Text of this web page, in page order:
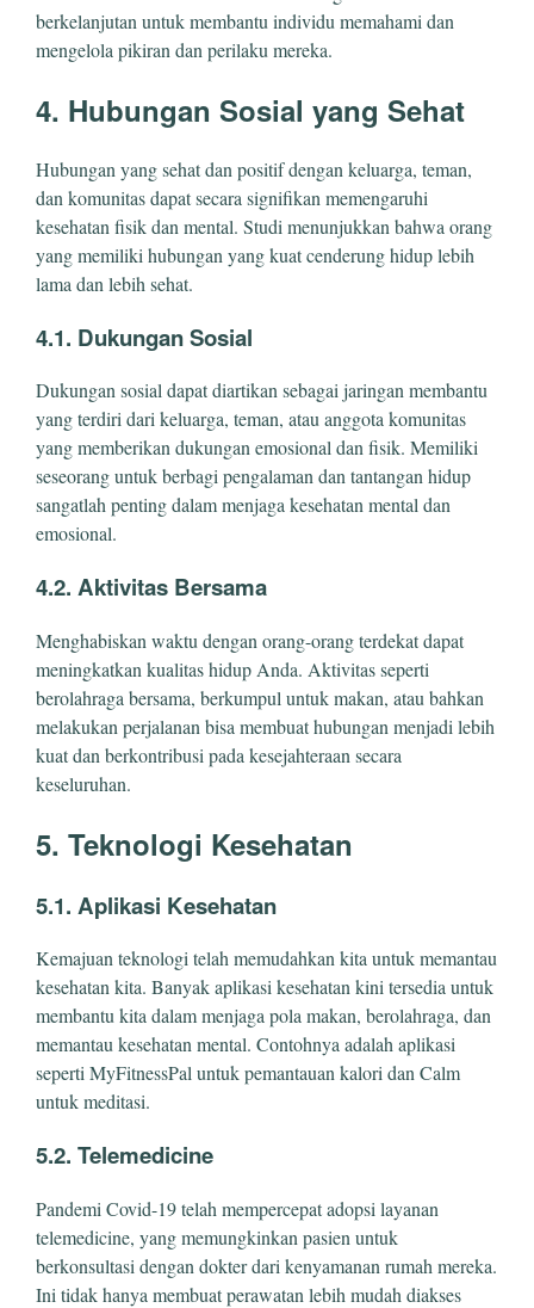
berkelanjutan untuk membantu individu memahami dan
mengelola pikiran dan perilaku mereka.
4. Hubungan Sosial yang Sehat
Hubungan yang sehat dan positif dengan keluarga, teman,
dan komunitas dapat secara signifikan memengaruhi
kesehatan fisik dan mental. Studi menunjukkan bahwa orang
yang memiliki hubungan yang kuat cenderung hidup lebih
lama dan lebih sehat.
4.1. Dukungan Sosial
Dukungan sosial dapat diartikan sebagai jaringan membantu
yang terdiri dari keluarga, teman, atau anggota komunitas
yang memberikan dukungan emosional dan fisik. Memiliki
seseorang untuk berbagi pengalaman dan tantangan hidup
sangatlah penting dalam menjaga kesehatan mental dan
emosional.
4.2. Aktivitas Bersama
Menghabiskan waktu dengan orang-orang terdekat dapat
meningkatkan kualitas hidup Anda. Aktivitas seperti
berolahraga bersama, berkumpul untuk makan, atau bahkan
melakukan perjalanan bisa membuat hubungan menjadi lebih
kuat dan berkontribusi pada kesejahteraan secara
keseluruhan.
5. Teknologi Kesehatan
5.1. Aplikasi Kesehatan
Kemajuan teknologi telah memudahkan kita untuk memantau
kesehatan kita. Banyak aplikasi kesehatan kini tersedia untuk
membantu kita dalam menjaga pola makan, berolahraga, dan
memantau kesehatan mental. Contohnya adalah aplikasi
seperti MyFitnessPal untuk pemantauan kalori dan Calm
untuk meditasi.
5.2. Telemedicine
Pandemi Covid-19 telah mempercepat adopsi layanan
telemedicine, yang memungkinkan pasien untuk
berkonsultasi dengan dokter dari kenyamanan rumah mereka.
Ini tidak hanya membuat perawatan lebih mudah diakses